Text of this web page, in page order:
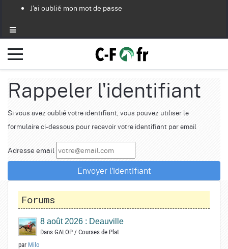
J'ai oublié mon mot de passe
Rappeler l'identifiant
Si vous avez oublié votre identifiant, vous pouvez utiliser le
formulaire ci-dessous pour recevoir votre identifiant par email
Adresse email
Envoyer l'identifiant
Forums
8 août 2026 : Deauville
Dans GALOP / Courses de Plat
par Milo